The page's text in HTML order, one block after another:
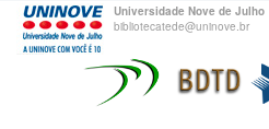
Universidade Nove de Julho
bibliotecatede@uninove.br